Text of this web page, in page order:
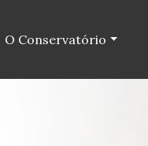
O Conservatório